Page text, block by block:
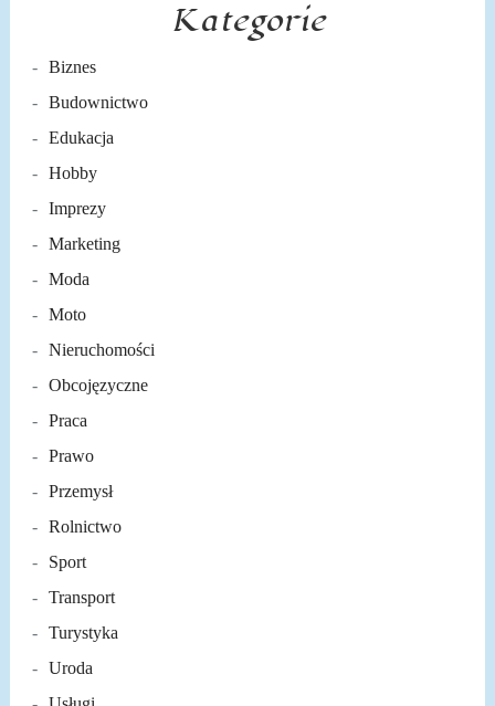
Kategorie
Biznes
Budownictwo
Edukacja
Hobby
Imprezy
Marketing
Moda
Moto
Nieruchomości
Obcojęzyczne
Praca
Prawo
Przemysł
Rolnictwo
Sport
Transport
Turystyka
Uroda